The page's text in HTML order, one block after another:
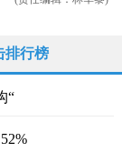
排行榜
“